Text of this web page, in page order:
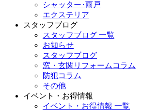
シャッター･雨戸
エクステリア
スタッフブログ
スタッフブログ 一覧
お知らせ
スタッフブログ
窓・玄関リフォームコラム
防犯コラム
その他
イベント・お得情報
イベント・お得情報 一覧